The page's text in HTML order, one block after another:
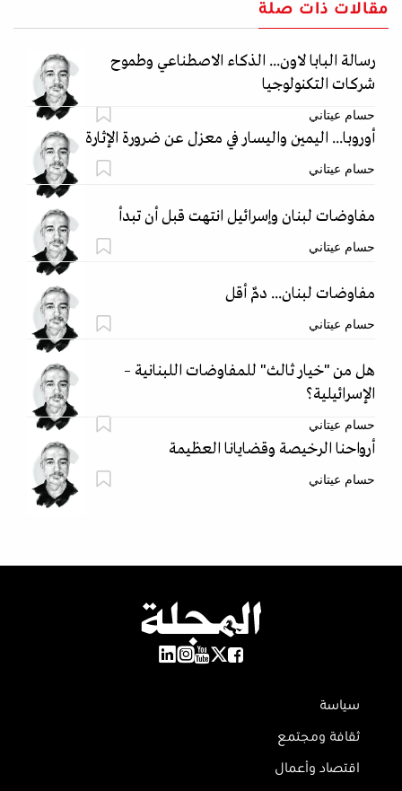
مقالات ذات صلة
رسالة البابا لاون... الذكاء الاصطناعي وطموح
شركات التكنولوجيا
حسام عيتاني
أوروبا... اليمين واليسار في معزل عن ضرورة الإثارة
حسام عيتاني
مفاوضات لبنان وإسرائيل انتهت قبل أن تبدأ
حسام عيتاني
مفاوضات لبنان... دمٌ أقل
حسام عيتاني
هل من "خيار ثالث" للمفاوضات اللبنانية –
الإسرائيلية؟
حسام عيتاني
أرواحنا الرخيصة وقضايانا العظيمة
حسام عيتاني
سياسة
ثقافة ومجتمع
اقتصاد وأعمال